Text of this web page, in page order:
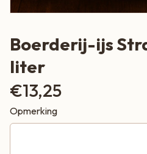
Boerderij-ijs
liter
€13,25
Opmerking